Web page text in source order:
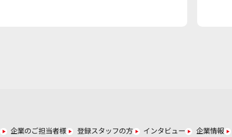
企業のご担当者様 登録スタッフの方 インタビュー 企業情報